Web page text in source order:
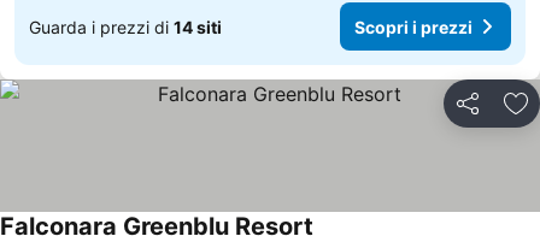
Guarda i prezzi di 14 siti Scopri i prezzi
Condividi
Falconara Greenblu Resort